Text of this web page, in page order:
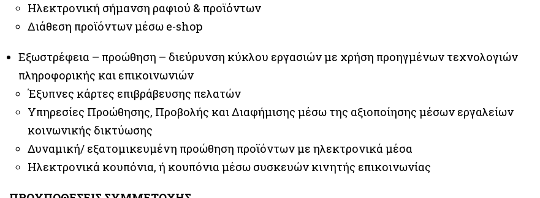
Ηλεκτρονική σήμανση ραφιού & προϊόντων
Διάθεση προϊόντων μέσω e-shop
Εξωστρέφεια – προώθηση – διεύρυνση κύκλου εργασιών με χρήση προηγμένων τεχνολογιών
πληροφορικής και επικοινωνιών
Έξυπνες κάρτες επιβράβευσης πελατών
Υπηρεσίες Προώθησης, Προβολής και Διαφήμισης μέσω της αξιοποίησης μέσων εργαλείων
κοινωνικής δικτύωσης
Δυναμική/ εξατομικευμένη προώθηση προϊόντων με ηλεκτρονικά μέσα
Ηλεκτρονικά κουπόνια, ή κουπόνια μέσω συσκευών κινητής επικοινωνίας